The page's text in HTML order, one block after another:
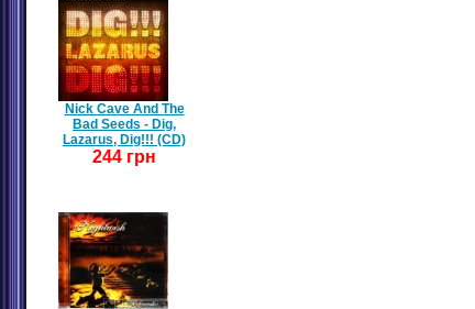
Nick Cave And The
Bad Seeds - Dig,
Lazarus, Dig!!! (CD)
244 грн